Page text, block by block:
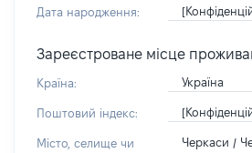
Дата народження:
Зареєстроване місце
Країна: Україна
Поштовий індекс:
Місто, селище чи
Черкаси /